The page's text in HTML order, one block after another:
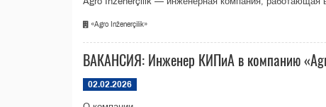
«Agro Inženerçilik»
ВАКАНСИЯ: Инженер КИПиА в компанию
02.02.2026